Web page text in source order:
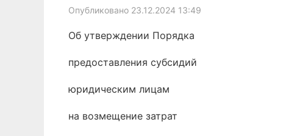
Опубликовано 23.12.2024 13:49
Об утверждении Порядка
предоставления субсидий
юридическим лицам
на возмещение затрат